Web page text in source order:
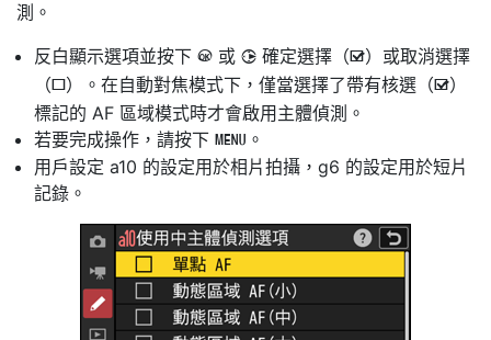
測 。
反白顯示選項並按下 J 或 2 確定選擇（M）或取消選擇
（U）。在自動對焦模式下，僅當選擇了帶有核選（M）
標記的 AF 區域模式時才會啟用主體偵測。
若要完成操作，請按下 G 。
用戶設定 a10 的設定用於相片拍攝，g6 的設定用於短片
記錄。